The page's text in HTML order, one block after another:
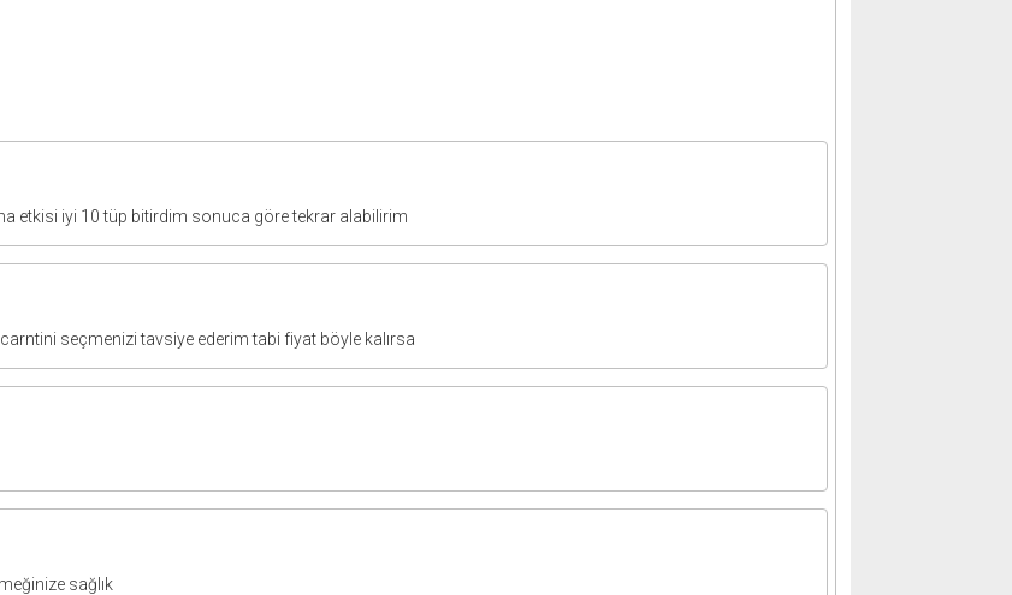
etkisi iyi 10 tüp bitirdim sonuca göre tekrar alabilirim
seçmenizi tavsiye ederim tabi fiyat böyle kalırsa
sağlık